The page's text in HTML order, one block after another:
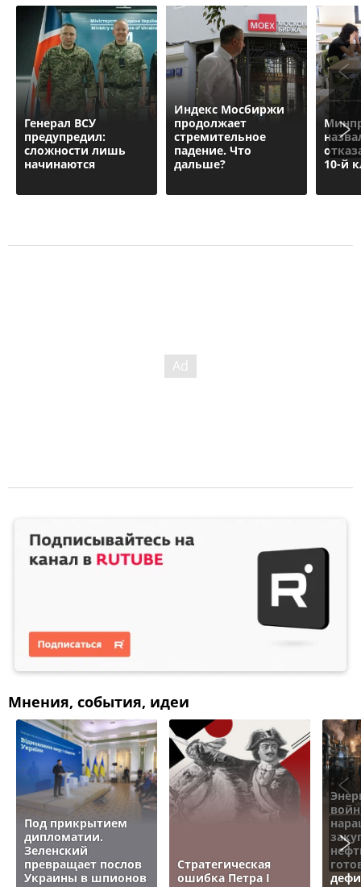
Генерал ВСУ
предупредил:
сложности лишь
начинаются
Индекс Мосбиржи
продолжает
стремительное
падение. Что
дальше?
10-й
Мнения, события, идеи
Под прикрытием
дипломатии.
Зеленский
превращает послов
Украины в шпионов
Стратегическая
ошибка Петра I